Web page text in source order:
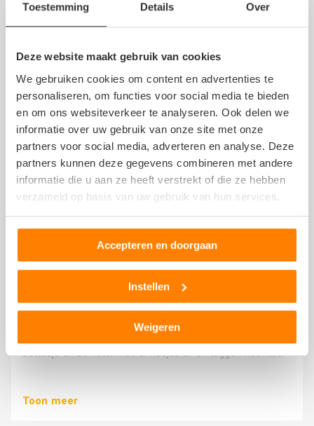
Toestemming Details Over
Deze website maakt gebruik van cookies
We gebruiken cookies om content en advertenties te
personaliseren, om functies voor social media te bieden
en om ons websiteverkeer te analyseren. Ook delen we
informatie over uw gebruik van onze site met onze
partners voor social media, adverteren en analyse. Deze
partners kunnen deze gegevens combineren met andere
informatie die u aan ze heeft verstrekt of die ze hebben
verzameld op basis van uw gebruik van hun services.
Accepteren en doorgaan
Instellen
Weigeren
19 juni 2020
Goed geholpen !
Paul van den Berg
5 juni 2020
Top bedrijf !!!
11 april 2020
Veel verstand van Onderdelen zoals dat hoort een
belletje en ze halen het er netjes af en leggen het klaar
Toon meer